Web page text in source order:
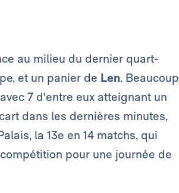
au milieu du dernier quart-
et un panier de Len. Beaucoup
7 d'entre eux atteignant un
dans les dernières minutes,
la 13e en 14 matchs, qui
pour une journée de